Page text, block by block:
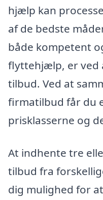
hjælp kan
af de bedste
både kompetent
flyttehjælp, er ved
tilbud. Ved at
firmatilbud får du
prisklasserne og
At indhente tre
tilbud fra
dig mulighed for